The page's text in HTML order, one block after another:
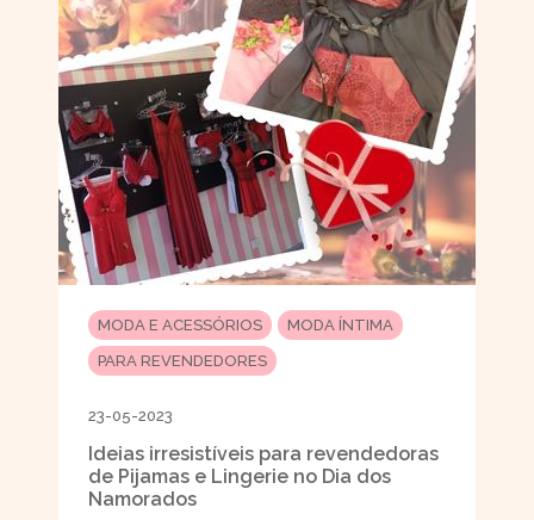
MODA E ACESSÓRIOS
MODA ÍNTIMA
PARA REVENDEDORES
23-05-2023
Ideias irresistíveis para revendedoras
de Pijamas e Lingerie no Dia dos
Namorados